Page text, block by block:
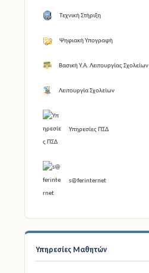
Τεχνική Στήριξη
Ψηφιακή Υπογραφή
Βασική Υ.Α. Λειτουργίας Σχολείων
Λειτουργία Σχολείων
Υπηρεσίες ΠΣΔ
s@ferinternet
Υπηρεσίες Μαθητών